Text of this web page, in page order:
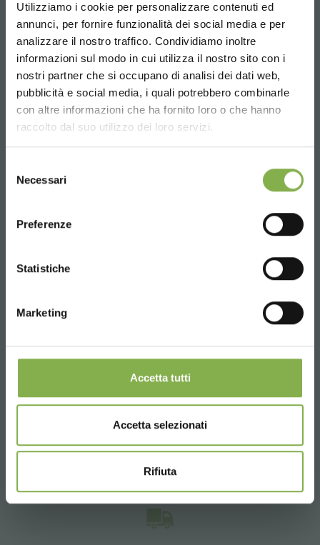
Utilizziamo i cookie per personalizzare contenuti ed
annunci, per fornire funzionalità dei social media e per
analizzare il nostro traffico. Condividiamo inoltre
informazioni sul modo in cui utilizza il nostro sito con i
nostri partner che si occupano di analisi dei dati web,
pubblicità e social media, i quali potrebbero combinarle
con altre informazioni che ha fornito loro o che hanno
raccolto dal suo utilizzo dei loro servizi.
delNecessari
Preferenze
Statistiche
Marketing
Accetta tutti
Accetta selezionati
Rifiuta
Choose the country you are in and your
language for a better browsing experience
Email
Richiedi informazioni
info@orlandelli.it
SERVIZI
REGISTRATI E RISPARMIA
SUBITO!
Crea un account e ottieni subito
vantaggi esclusivi:
5 % di scontosul tuo primo ordine *
2 % di sconto sempresu tutti i tuoi acquisti
Spedizione gratis
(seleziona l'opzione Newsletter in fase di
* Sconti non cumulabili, calcolati al netto di